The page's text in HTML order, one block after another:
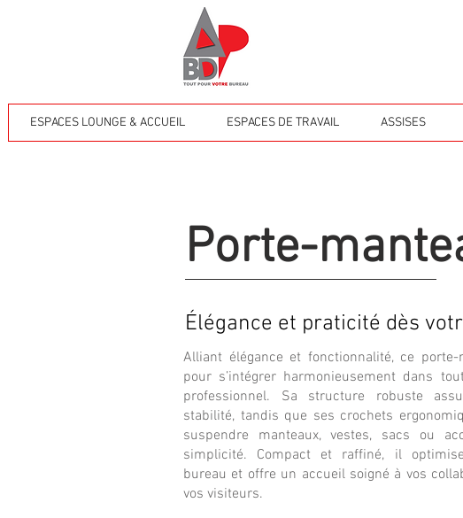
ESPACES LOUNGE & ACCUEIL ESPACES DE TRAVAIL ASSISES
Porte-
Élégance et praticité dès
Alliant élégance et fonctionnalité, ce porte-
pour s’intégrer harmonieusement dans
professionnel. Sa structure robuste
stabilité, tandis que ses crochets
suspendre manteaux, vestes, sacs ou
simplicité. Compact et raffiné, il
bureau et offre un accueil soigné à vos
vos visiteurs.